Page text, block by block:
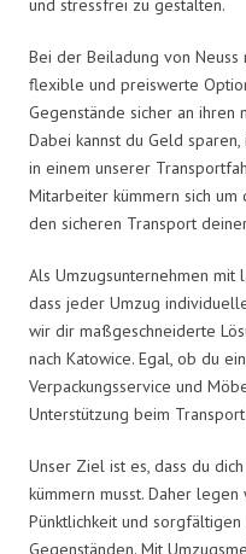
und stressfrei zu gestalten.
Bei der Beiladung von
flexible und preiswerte
Gegenstände sicher an ihren
Dabei kannst du Geld
in einem unserer
Mitarbeiter kümmern sich um
den sicheren Transport
Als Umzugsunternehmen mit
dass jeder Umzug
wir dir maßgeschneiderte
nach Katowice. Egal, ob du
Verpackungsservice und
Unterstützung beim
Unser Ziel ist es, dass du
kümmern musst. Daher
Pünktlichkeit und
Gegenständen. Mit